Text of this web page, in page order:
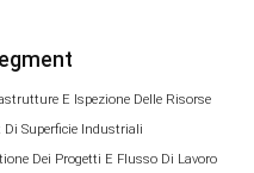
E Ispezione Delle Risorse
Di Superficie Industriali
Dei Progetti E Flusso Di Lavoro